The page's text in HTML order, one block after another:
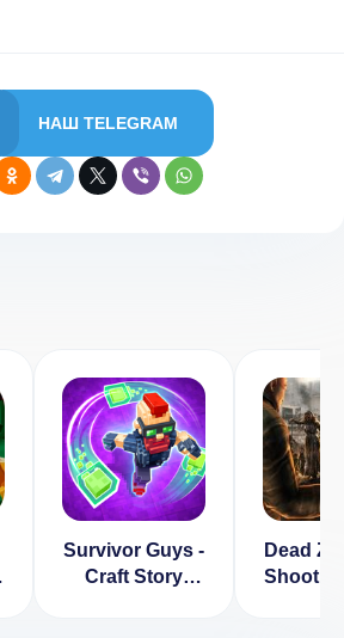
НАШ TELEGRAM
Survivor Guys -
Craft Story
Dead